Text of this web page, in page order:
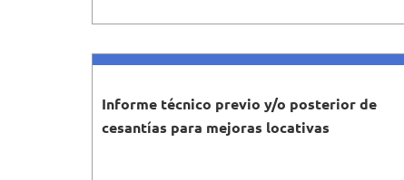
Informe técnico previo y/o posterior de
cesantías para mejoras locativas